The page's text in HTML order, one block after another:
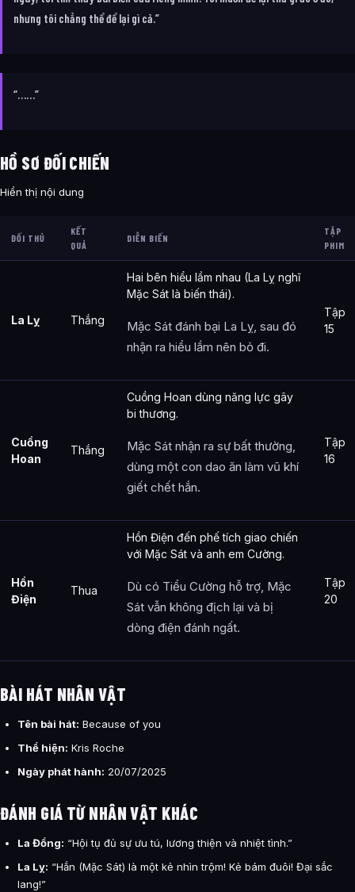
nhưng tôi chẳng thể để lại gì cả.”
“……”
HỒ SƠ ĐỐI CHIẾN
Hiển thị nội dung
ĐỐI THỦ
KẾT
QUẢ
DIỄN BIẾN
TẬP
PHIM
La Lỵ Thắng
Hai bên hiểu lầm nhau (La Lỵ nghĩ
Mặc Sát là biến thái).
Mặc Sát đánh bại La Lỵ, sau đó
nhận ra hiểu lầm nên bỏ đi.
Tập
15
Cuồng
Hoan
Thắng
Cuồng Hoan dùng năng lực gây
bi thương.
Mặc Sát nhận ra sự bất thường,
dùng một con dao ăn làm vũ khí
giết chết hắn.
Tập
16
Hồn
Điện
Thua
Hồn Điện đến phế tích giao chiến
với Mặc Sát và anh em Cường.
Dù có Tiểu Cường hỗ trợ, Mặc
Sát vẫn không địch lại và bị
dòng điện đánh ngất.
Tập
20
BÀI HÁT NHÂN VẬT
Tên bài hát: Because of you
Thể hiện: Kris Roche
Ngày phát hành: 20/07/2025
ĐÁNH GIÁ TỪ NHÂN VẬT KHÁC
La Đồng: “Hội tụ đủ sự ưu tú, lương thiện và nhiệt tình.”
La Lỵ: “Hắn (Mặc Sát) là một kẻ nhìn trộm! Kẻ bám đuôi! Đại sắc
lang!”